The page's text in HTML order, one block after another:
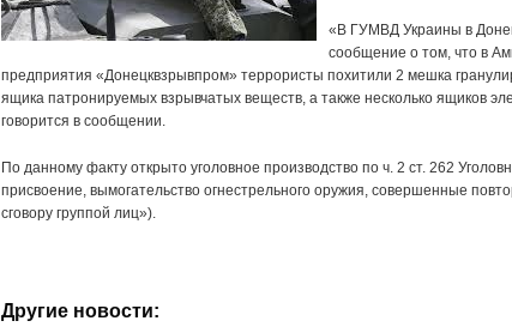
«В ГУМВД Украины в
сообщение о том, что в
предприятия «Донецквзрывпром» террористы похитили 2 мешка
ящика патронируемых взрывчатых веществ, а также несколько ящиков
говорится в сообщении.
По данному факту открыто уголовное производство по ч. 2 ст. 262
присвоение, вымогательство огнестрельного оружия, совершенные
сговору группой лиц»).
Другие новости: